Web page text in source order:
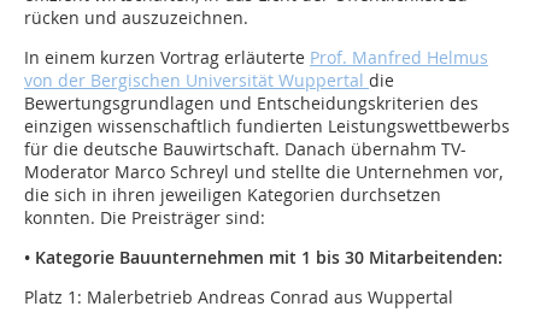
rücken und auszuzeichnen.
In einem kurzen Vortrag erläuterte Prof. Manfred Helmus
von der Bergischen Universität Wuppertal die
Bewertungsgrundlagen und Entscheidungskriterien des
einzigen wissenschaftlich fundierten Leistungswettbewerbs
für die deutsche Bauwirtschaft. Danach übernahm TV-
Moderator Marco Schreyl und stellte die Unternehmen vor,
die sich in ihren jeweiligen Kategorien durchsetzen
konnten. Die Preisträger sind:
• Kategorie Bauunternehmen mit 1 bis 30 Mitarbeitenden:
Platz 1: Malerbetrieb Andreas Conrad aus Wuppertal